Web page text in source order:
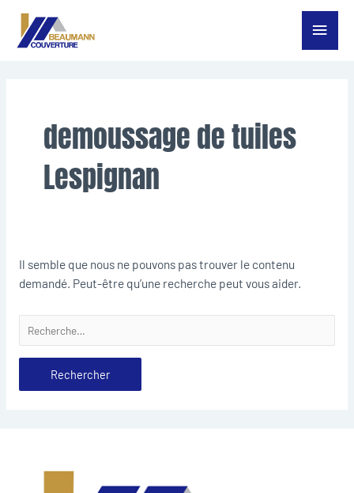
Aller
Menu
demoussage de tuiles
Lespignan
Il semble que nous ne pouvons pas trouver le contenu
demandé. Peut-être qu’une recherche peut vous aider.